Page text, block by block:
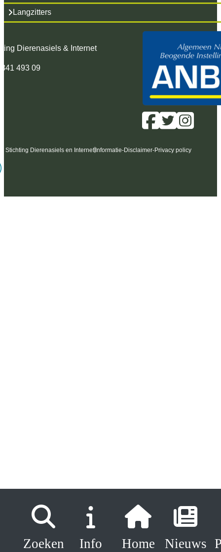
Zoeken Info Home Nieuws
Langzitters
Dierenasiels & Internet
493 09
Stichting Dierenasiels en Internet Informatie-Disclaimer-Privacy policy